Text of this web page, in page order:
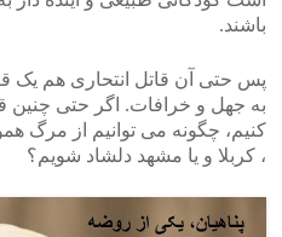
باشند.
پس حتی آن قاتل انتحاری هم یک
به جهل و خرافات. اگر حتی چنین
کنیم، چگونه می توانیم از مرگ
، کربلا و یا مشهد دلشاد شویم؟